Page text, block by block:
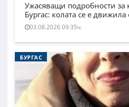
Ужасяващи подробности за
Бургас: колата се е
03.08.2026 09:35ч.
БУРГАС